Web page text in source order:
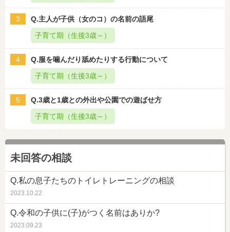
3
Q.主人が子供（女のコ）の名前の語尾
子育て期（生後3歳～）
4
Q.服を噛んだり舐めたりする行動について
子育て期（生後3歳～）
5
Q.3歳と1歳との外出や公園での遊ばせ方
子育て期（生後3歳～）
未回答の相談
Q.私の息子たちのトイレトレーニングの相談
2023.10.22
Q.令和の子供に(子)がつく名前はありか?
2023.09.23